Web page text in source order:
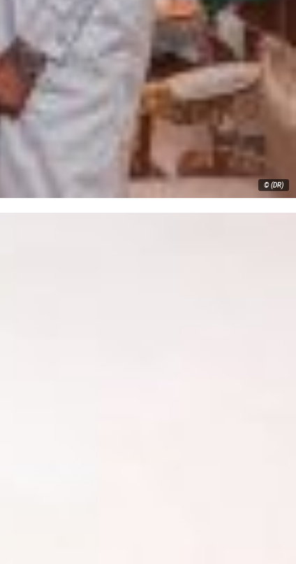
© (DR)